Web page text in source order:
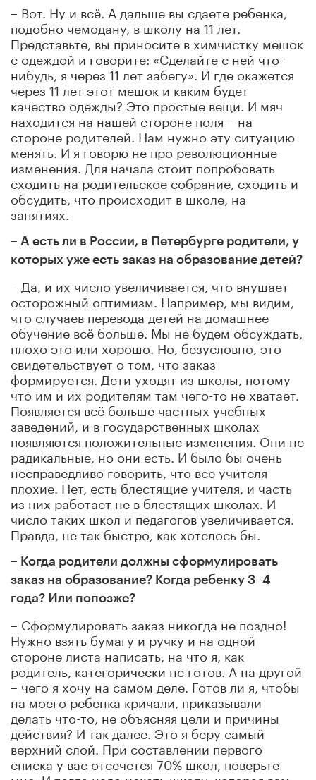
– Вот. Ну и всё. А дальше вы сдаете ребенка,
подобно чемодану, в школу на 11 лет.
Представьте, вы приносите в химчистку мешок
с одеждой и говорите: «Сделайте с ней что-
нибудь, я через 11 лет забегу». И где окажется
через 11 лет этот мешок и каким будет
качество одежды? Это простые вещи. И мяч
находится на нашей стороне поля – на
стороне родителей. Нам нужно эту ситуацию
менять. И я говорю не про революционные
изменения. Для начала стоит попробовать
сходить на родительское собрание, сходить и
обсудить, что происходит в школе, на
занятиях.
– А есть ли в России, в Петербурге родители, у
которых уже есть заказ на образование детей?
– Да, и их число увеличивается, что внушает
осторожный оптимизм. Например, мы видим,
что случаев перевода детей на домашнее
обучение всё больше. Мы не будем обсуждать,
плохо это или хорошо. Но, безусловно, это
свидетельствует о том, что заказ
формируется. Дети уходят из школы, потому
что им и их родителям там чего-то не хватает.
Появляется всё больше частных учебных
заведений, и в государственных школах
появляются положительные изменения. Они не
радикальные, но они есть. И было бы очень
несправедливо говорить, что все учителя
плохие. Нет, есть блестящие учителя, и часть
из них работает не в блестящих школах. И
число таких школ и педагогов увеличивается.
Правда, не так быстро, как хотелось бы.
– Когда родители должны сформулировать
заказ на образование? Когда ребенку 3–4
года? Или попозже?
– Сформулировать заказ никогда не поздно!
Нужно взять бумагу и ручку и на одной
стороне листа написать, на что я, как
родитель, категорически не готов. А на другой
– чего я хочу на самом деле. Готов ли я, чтобы
на моего ребенка кричали, приказывали
делать что-то, не объясняя цели и причины
действия? И так далее. Это я беру самый
верхний слой. При составлении первого
списка у вас отсечется 70% школ, поверьте